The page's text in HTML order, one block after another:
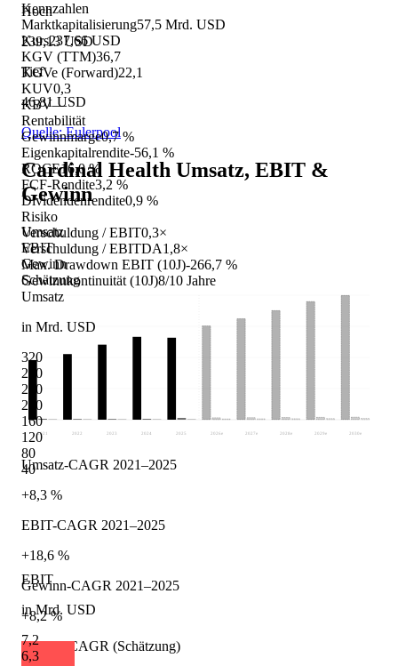
Kennzahlen
Marktkapitalisierung57,5 Mrd. USD
Kurs237,66 USD
KGV (TTM)36,7
KGVe (Forward)22,1
KUV0,3
KBV—
Rentabilität
Gewinnmarge0,7 %
Eigenkapitalrendite-56,1 %
ROCE16,0 %
FCF-Rendite3,2 %
Dividendenrendite0,9 %
Risiko
Verschuldung / EBIT0,3×
Verschuldung / EBITDA1,8×
Max. Drawdown EBIT (10J)-266,7 %
Gewinnkontinuität (10J)8/10 Jahre
Umsatz
in Mrd. USD
320
280
240
200
160
120
80
40
EBIT
in Mrd. USD
7,2
6,3
Hoch
239,13 USD
Tief
46,81 USD
Quelle: Eulerpool
Cardinal Health Umsatz, EBIT &
Gewinn
Umsatz
EBIT
Gewinn
Schätzung
2021 2022 2023 2024 2025 2026 e 2027 e 2028 e 2029 e 2030e
Umsatz-CAGR 2021–2025
+8,3 %
EBIT-CAGR 2021–2025
+18,6 %
Gewinn-CAGR 2021–2025
+8,2 %
Umsatz-CAGR (Schätzung)